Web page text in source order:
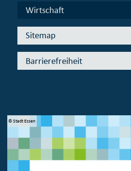
Wirtschaft
Sitemap
Barrierefreiheit
© Stadt Essen